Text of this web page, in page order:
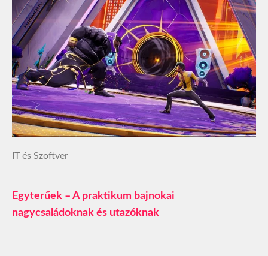
IT és Szoftver
Egyterűek – A praktikum bajnokai
nagycsaládoknak és utazóknak